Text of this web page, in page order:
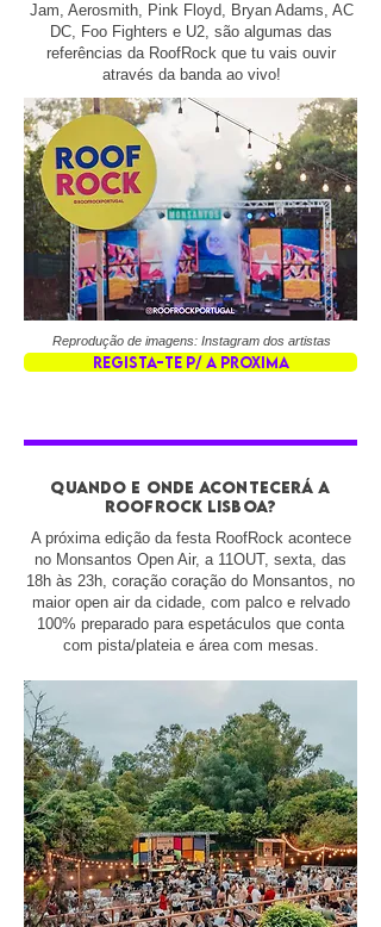
Jam, Aerosmith, Pink Floyd, Bryan Adams, AC
DC, Foo Fighters e U2, são algumas das
referências da RoofRock que tu vais ouvir
através da banda ao vivo!
Reprodução de imagens: Instagram dos artistas
REGISTA-TE P/ A PROXIMA
Quando e onde acontecerá a
roofrock lisboa?
A próxima edição da festa RoofRock acontece
no Monsantos Open Air, a 11OUT, sexta, das
18h às 23h, coração coração do Monsantos, no
maior open air da cidade, com palco e relvado
100% preparado para espetáculos que conta
com pista/plateia e área com mesas.